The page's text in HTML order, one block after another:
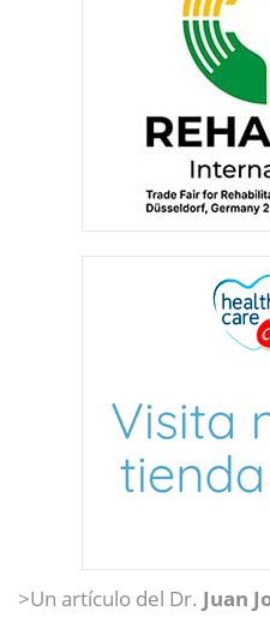
>Un artículo del Dr. Juan